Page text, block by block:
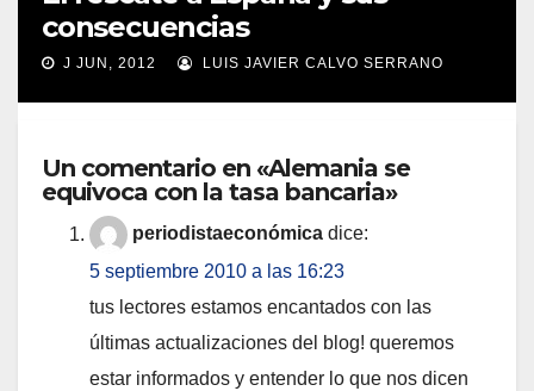
consecuencias
J JUN, 2012 LUIS JAVIER CALVO SERRANO
Un comentario en «Alemania se
equivoca con la tasa bancaria»
periodistaeconómica dice:
5 septiembre 2010 a las 16:23
tus lectores estamos encantados con las
últimas actualizaciones del blog! queremos
estar informados y entender lo que nos dicen